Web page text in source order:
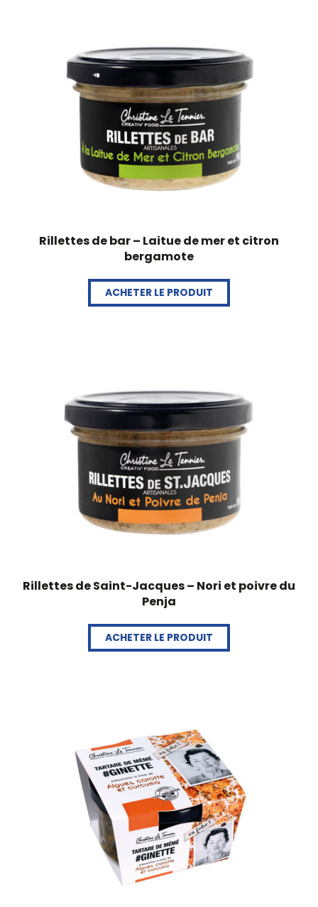
Rillettes de bar – Laitue de mer et citron
bergamote
ACHETER LE PRODUIT
Rillettes de Saint-Jacques – Nori et poivre du
Penja
ACHETER LE PRODUIT